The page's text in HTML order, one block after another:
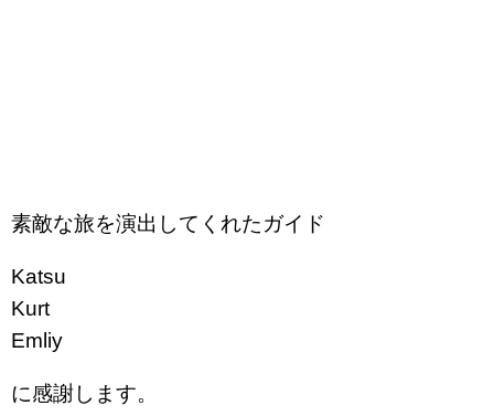
素敵な旅を演出してくれたガイド
Katsu
Kurt
Emliy
に感謝します。